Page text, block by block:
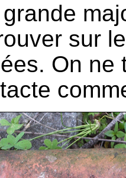
sur
On ne